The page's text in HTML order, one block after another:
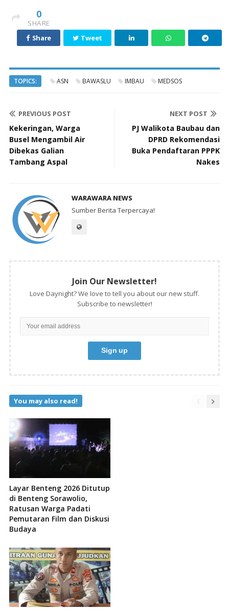
0
SHARE
Share
Tweet
TOPICS: ASN BAWASLU IMBAU MEDSOS
PREVIOUS POST
Kekeringan, Warga
Busel Mengambil Air
Dibekas Galian
Tambang Aspal
NEXT POST
PJ Walikota Baubau dan
DPRD Rekomendasi
Buka Pendaftaran PPPK
Nakes
WARAWARA NEWS
Sumber Berita Terpercaya!
Join Our Newsletter!
Love Daynight? We love to tell you about our new stuff.
Subscribe to newsletter!
You may also read!
Layar Benteng 2026 Ditutup
di Benteng Sorawolio,
Ratusan Warga Padati
Pemutaran Film dan Diskusi
Budaya